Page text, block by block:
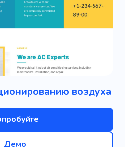
воздуха
Демо